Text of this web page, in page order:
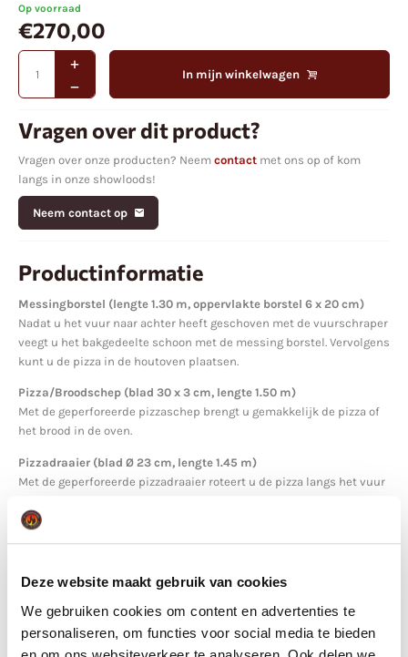
Deze website maakt gebruik van cookies
We gebruiken cookies om content en advertenties te
personaliseren, om functies voor social media te bieden
Op voorraad
€270,00
In mijn winkelwagen
Vragen over dit product?
Vragen over onze producten? Neem contact met ons op of kom
langs in onze showloods!
Neem contact op
Productinformatie
Messingborstel (lengte 1.30 m, oppervlakte borstel 6 x 20 cm)
Nadat u het vuur naar achter heeft geschoven met de vuurschraper
veegt u het bakgedeelte schoon met de messing borstel. Vervolgens
kunt u de pizza in de houtoven plaatsen.
Pizza/Broodschep (blad 30 x 3 cm, lengte 1.50 m)
Met de geperforeerde pizzaschep brengt u gemakkelijk de pizza of
het brood in de oven.
Pizzadraaier (blad Ø 23 cm, lengte 1.45 m)
Met de geperforeerde pizzadraaier roteert u de pizza langs het vuur
in de houtoven niet overal hetzelfde is. Op de steel zit een
u perfect grip op de pizza en controle over de pizzaschep tijdens
Ophangsysteem